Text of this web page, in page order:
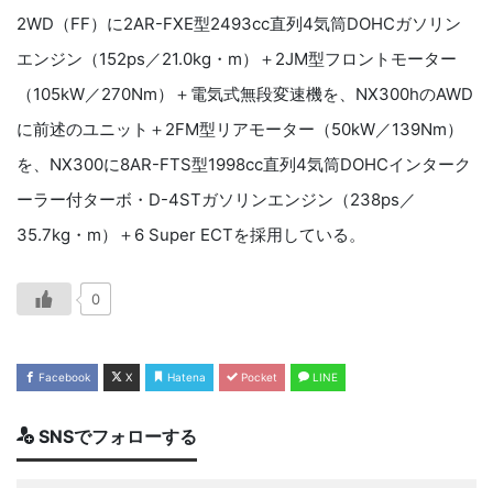
2WD（FF）に2AR-FXE型2493cc直列4気筒DOHCガソリン
エンジン（152ps／21.0kg・m）＋2JM型フロントモーター
（105kW／270Nm）＋電気式無段変速機を、NX300hのAWD
に前述のユニット＋2FM型リアモーター（50kW／139Nm）
を、NX300に8AR-FTS型1998cc直列4気筒DOHCインターク
ーラー付ターボ・D-4STガソリンエンジン（238ps／
35.7kg・m）＋6 Super ECTを採用している。
0
Facebook X Hatena Pocket LINE
SNSでフォローする